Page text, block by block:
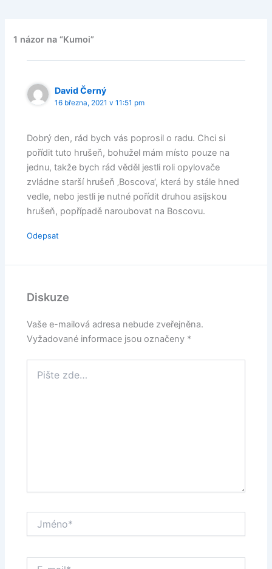
1 názor na “Kumoi”
David Černý
16 března, 2021 v 11:51 pm
Dobrý den, rád bych vás poprosil o radu. Chci si
pořídit tuto hrušeň, bohužel mám místo pouze na
jednu, takže bych rád věděl jestli roli opylovače
zvládne starší hrušeň ‚Boscova‘, která by stále hned
vedle, nebo jestli je nutné pořídit druhou asijskou
hrušeň, popřípadě naroubovat na Boscovu.
Odepsat
Diskuze
Vaše e-mailová adresa nebude zveřejněna.
Vyžadované informace jsou označeny *
zde…